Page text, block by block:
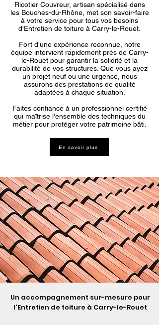
Ricotier Couvreur, artisan spécialisé dans
les Bouches-du-Rhône, met son savoir-faire
à votre service pour tous vos besoins
d'Entretien de toiture à Carry-le-Rouet.
Fort d'une expérience reconnue, notre
équipe intervient rapidement près de Carry-
le-Rouet pour garantir la solidité et la
durabilité de vos structures. Que vous ayez
un projet neuf ou une urgence, nous
assurons des prestations de qualité
adaptées à chaque situation.
Faites confiance à un professionnel certifié
qui maîtrise l'ensemble des techniques du
métier pour protéger votre patrimoine bâti.
En savoir plus
Un accompagnement sur-mesure pour
l'Entretien de toiture à Carry-le-Rouet